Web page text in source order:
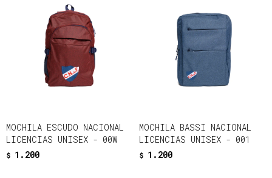
MOCHILA ESCUDO NACIONAL
LICENCIAS UNISEX - 00W
$ 1.200
MOCHILA BASSI NACIONAL
LICENCIAS UNISEX - 001
$ 1.200